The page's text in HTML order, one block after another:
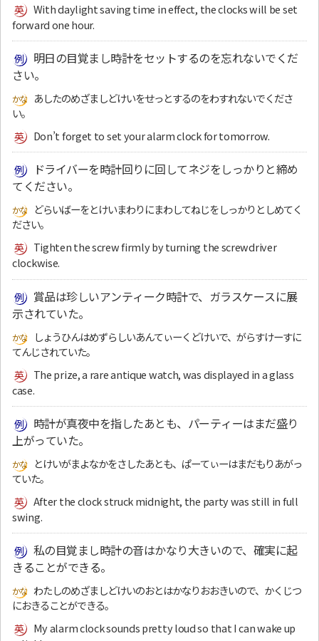
With daylight saving time in effect, the clocks will be set
forward one hour.
明日の目覚まし時計をセットするのを忘れないでくだ
さい。
あしたのめざましどけいをせっとするのをわすれないでくださ
い。
Don’t forget to set your alarm clock for tomorrow.
ドライバーを時計回りに回してネジをしっかりと締め
てください。
どらいばーをとけいまわりにまわしてねじをしっかりとしめてく
ださい。
Tighten the screw firmly by turning the screwdriver
clockwise.
賞品は珍しいアンティーク時計で、ガラスケースに展
示されていた。
しょうひんはめずらしいあんてぃーくどけいで、がらすけーすに
てんじされていた。
The prize, a rare antique watch, was displayed in a glass
case.
時計が真夜中を指したあとも、パーティーはまだ盛り
上がっていた。
とけいがまよなかをさしたあとも、ぱーてぃーはまだもりあがっ
ていた。
After the clock struck midnight, the party was still in full
swing.
私の目覚まし時計の音はかなり大きいので、確実に起
きることができる。
わたしのめざましどけいのおとはかなりおおきいので、かくじつ
におきることができる。
My alarm clock sounds pretty loud so that I can wake up